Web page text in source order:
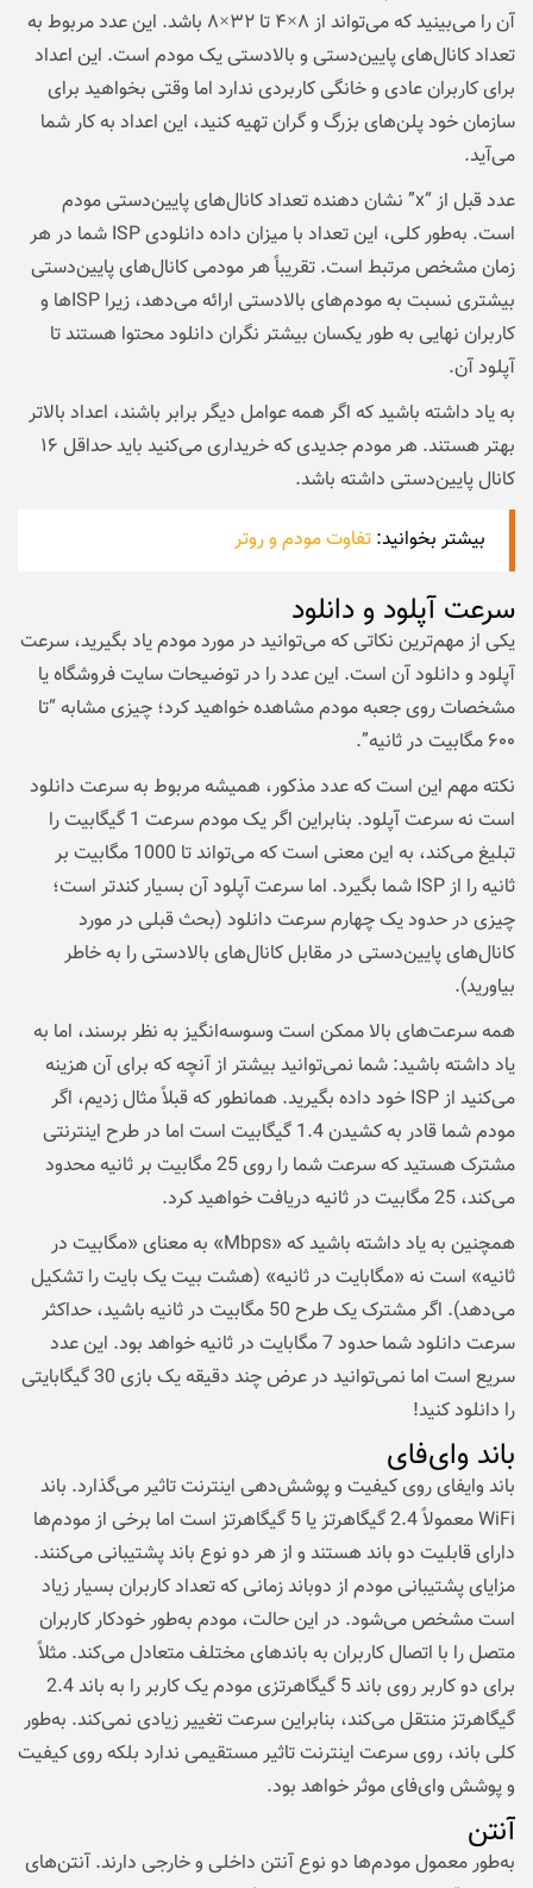
آن را می‌بینید که می‌تواند از ۸×۴ تا ۳۲×۸ باشد. این عدد مربوط به
تعداد کانال‌های پایین‌دستی و بالادستی یک مودم است. این اعداد
برای کاربران عادی و خانگی کاربردی ندارد اما وقتی بخواهید برای
سازمان خود پلن‌های بزرگ و گران تهیه کنید، این اعداد به کار شما
می‌آید.
عدد قبل از “x” نشان دهنده تعداد کانال‌های پایین‌دستی مودم
است. به‌طور کلی، این تعداد با میزان داده دانلودی ISP شما در هر
زمان مشخص مرتبط است. تقریباً هر مودمی کانال‌های پایین‌دستی
بیشتری نسبت به مودم‌های بالادستی ارائه می‌دهد، زیرا ISPها و
کاربران نهایی به طور یکسان بیشتر نگران دانلود محتوا هستند تا
آپلود آن.
به یاد داشته باشید که اگر همه عوامل دیگر برابر باشند، اعداد بالاتر
بهتر هستند. هر مودم جدیدی که خریداری می‌کنید باید حداقل ۱۶
کانال پایین‌دستی داشته باشد.
بیشتر بخوانید: تفاوت مودم و روتر
سرعت آپلود و دانلود
یکی از مهم‌ترین نکاتی که می‌توانید در مورد مودم یاد بگیرید، سرعت
آپلود و دانلود آن است. این عدد را در توضیحات سایت فروشگاه یا
مشخصات روی جعبه مودم مشاهده خواهید کرد؛ چیزی مشابه “تا
۶۰۰ مگابیت در ثانیه”.
نکته مهم این است که عدد مذکور، همیشه مربوط به سرعت دانلود
است نه سرعت آپلود. بنابراین اگر یک مودم سرعت 1 گیگابیت را
تبلیغ می‌کند، به این معنی است که می‌تواند تا 1000 مگابیت بر
ثانیه را از ISP شما بگیرد. اما سرعت آپلود آن بسیار کندتر است؛
چیزی در حدود یک چهارم سرعت دانلود (بحث قبلی در مورد
کانال‌های پایین‌دستی در مقابل کانال‌های بالادستی را به خاطر
بیاورید).
همه سرعت‌های بالا ممکن است وسوسه‌انگیز به نظر برسند، اما به
یاد داشته باشید: شما نمی‌توانید بیشتر از آنچه که برای آن هزینه
می‌کنید از ISP خود داده بگیرید. همانطور که قبلاً مثال زدیم، اگر
مودم شما قادر به کشیدن 1.4 گیگابیت است اما در طرح اینترنتی
مشترک هستید که سرعت شما را روی 25 مگابیت بر ثانیه محدود
می‌کند، 25 مگابیت در ثانیه دریافت خواهید کرد.
همچنین به یاد داشته باشید که «Mbps» به معنای «مگابیت در
ثانیه» است نه «مگابایت در ثانیه» (هشت بیت یک بایت را تشکیل
می‌دهد). اگر مشترک یک طرح 50 مگابیت در ثانیه باشید، حداکثر
سرعت دانلود شما حدود 7 مگابایت در ثانیه خواهد بود. این عدد
سریع است اما نمی‌توانید در عرض چند دقیقه یک بازی 30 گیگابایتی
را دانلود کنید!
باند وای‌فای
باند وایفای روی کیفیت و پوشش‌دهی اینترنت تاثیر می‌گذارد. باند
WiFi معمولاً 2.4 گیگاهرتز یا 5 گیگاهرتز است اما برخی از مودم‌ها
دارای قابلیت دو باند هستند و از هر دو نوع باند پشتیبانی می‌کنند.
مزایای پشتیبانی مودم از دوباند زمانی که تعداد کاربران بسیار زیاد
است مشخص می‌شود. در این حالت، مودم به‌طور خودکار کاربران
متصل را با اتصال کاربران به باندهای مختلف متعادل می‌کند. مثلاً
برای دو کاربر روی باند 5 گیگاهرتزی مودم یک کاربر را به باند 2.4
گیگاهرتز منتقل می‌کند، بنابراین سرعت تغییر زیادی نمی‌کند. به‌طور
کلی باند، روی سرعت اینترنت تاثیر مستقیمی ندارد بلکه روی کیفیت
و پوشش وای‌فای موثر خواهد بود.
آنتن
به‌طور معمول مودم‌ها دو نوع آنتن داخلی و خارجی دارند. آنتن‌های